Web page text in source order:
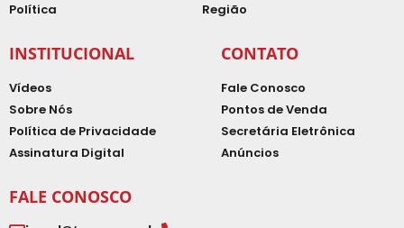
Política
Região
INSTITUCIONAL
Vídeos
Sobre Nós
Política de Privacidade
Assinatura Digital
CONTATO
Fale Conosco
Pontos de Venda
Secretária Eletrônica
Anúncios
FALE CONOSCO